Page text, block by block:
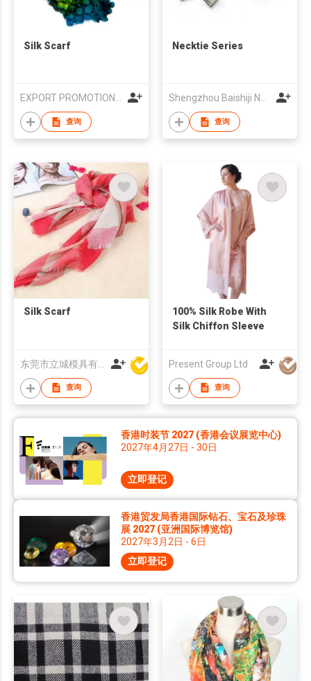
Silk Scarf
EXPORT PROMOTION COUNCIL FOR HANDICRAFTS
查询
Necktie Series
Shengzhou Baishiji Necktie & Fashion Co., Ltd
查询
Silk Scarf
查询
100% Silk Robe With
Silk Chiffon Sleeve
Present Group Ltd
查询
香港时装节 2027 (香港会议展览中心)
2027年4月27日 - 30日
立即登记
香港贸发局香港国际钻石、宝石及珍珠
展 2027 (亚洲国际博览馆)
2027年3月2日 - 6日
立即登记